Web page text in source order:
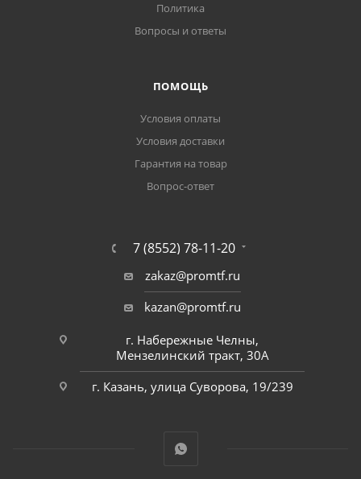
Политика
Вопросы и ответы
ПОМОЩЬ
Условия оплаты
Условия доставки
Гарантия на товар
Вопрос-ответ
7 (8552) 78-11-20
zakaz@promtf.ru
kazan@promtf.ru
г. Набережные Челны,
Мензелинский тракт, 30А
г. Казань, улица Суворова, 19/239